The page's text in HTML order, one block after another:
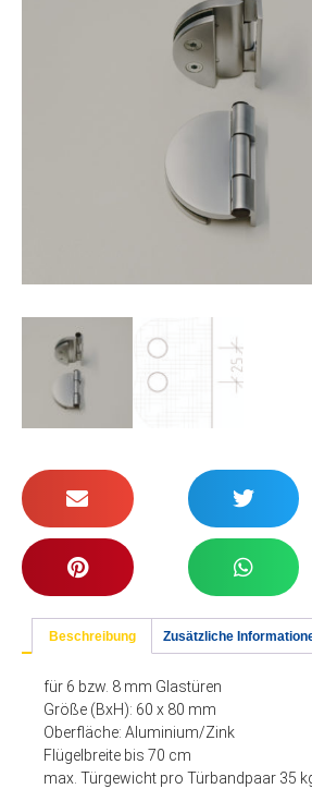
Beschreibung Zusätzliche
für 6 bzw. 8 mm Glastüren
Größe (BxH): 60 x 80 mm
Oberfläche: Aluminium/Zink
Flügelbreite bis 70 cm
max. Türgewicht pro Türbandpaar 35